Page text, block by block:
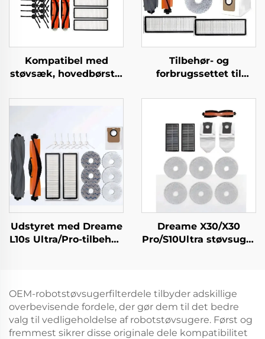
Kompatibel med
støvsæk, hovedbørste,
klud til Dreame
L10plus/Z10pro/D10PLUS
Tilbehør- og
forbrugssettet til
robotstøvsuger
Udstyret med Dreame
L10s Ultra/Pro-tilbehør,
forbrugsvarer,
universel type
Dreame X30/X30
Pro/S10Ultra støvsuger
klud, rullebørste
OEM-robotstøvsugerfilterdele tilbyder adskillige
overbevisende fordele, der gør dem til det bedre
valg til vedligeholdelse af robotstøvsugere. Først og
fremmest sikrer disse originale dele kompatibilitet